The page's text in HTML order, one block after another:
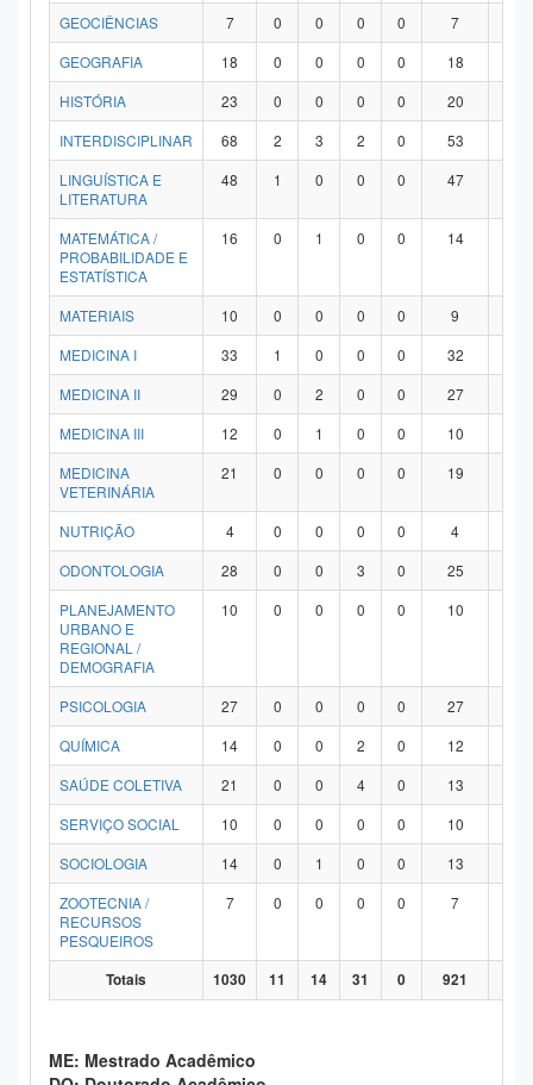
GEOCIÊNCIAS
7 0 0 0 0 7
GEOGRAFIA
18 0 0 0 0 18
HISTÓRIA
23 0 0 0 0 20
INTERDISCIPLINAR
68 2 3 2 0 53
LINGUÍSTICA E
LITERATURA
48 1 0 0 0 47
MATEMÁTICA /
PROBABILIDADE E
ESTATÍSTICA
16 0 1 0 0 14
MATERIAIS 10 0 0 0 0 9
MEDICINA I
33 1 0 0 0 32
MEDICINA II
29 0 2 0 0 27
MEDICINA III
12 0 1 0 0 10
MEDICINA
VETERINÁRIA
21 0 0 0 0 19
NUTRIÇÃO 4 0 0 0 0 4
ODONTOLOGIA
28 0 0 3 0 25
PLANEJAMENTO
URBANO E
REGIONAL /
DEMOGRAFIA
10 0 0 0 0 10
PSICOLOGIA 27 0 0 0 0 27
QUÍMICA
14 0 0 2 0 12
SAÚDE COLETIVA
21 0 0 4 0 13
SERVIÇO SOCIAL
10 0 0 0 0 10
SOCIOLOGIA
14 0 1 0 0 13
ZOOTECNIA /
RECURSOS
PESQUEIROS
7 0 0 0 0 7
Totais 1030 11 14 31 0 921
ME: Mestrado Acadêmico